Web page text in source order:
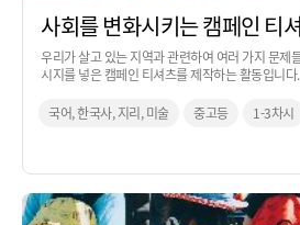
사회를 변화시키는 캠페인 티
우리가 살고 있는 지역과 관련하여 여러 가지 문제
시지를 넣은 캠페인 티셔츠를 제작하는 활동입니다.
국어, 한국사, 지리, 미술 중고등 1-3차시